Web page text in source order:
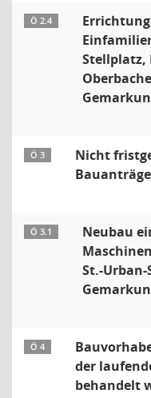
Ö 2.4
Stellplatz,
Ö 3
Nicht
Ö 3.1
Neubau
St.-Urban-
Ö 4
der
behandelt